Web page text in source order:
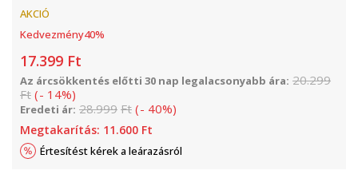
AKCIÓ
Kedvezmény40%
17.399 Ft
Az árcsökkentés előtti 30 nap legalacsonyabb ára: 20.299
Ft (- 14%)
Eredeti ár: 28.999 Ft (- 40%)
Megtakarítás: 11.600 Ft
Értesítést kérek a leárazásról